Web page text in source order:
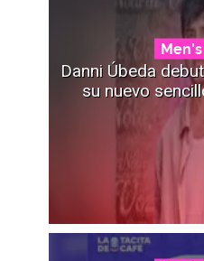
Danni Úbeda
su nuevo